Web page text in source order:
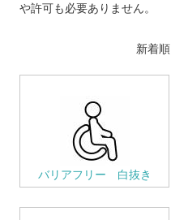
や許可も必要ありません。
新着順
バリアフリー 白抜き